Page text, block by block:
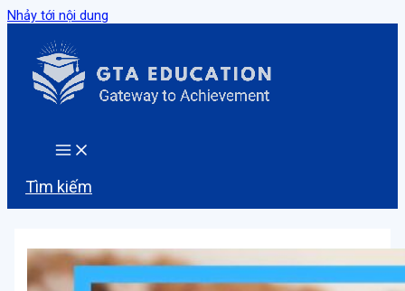
Nhảy tới nội dung
Tìm kiếm